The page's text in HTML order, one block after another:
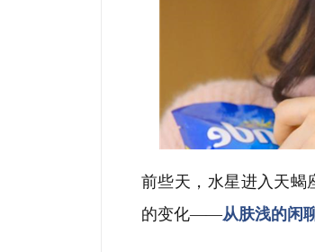
前些天，水星进入天蝎
的变化——从肤浅的闲